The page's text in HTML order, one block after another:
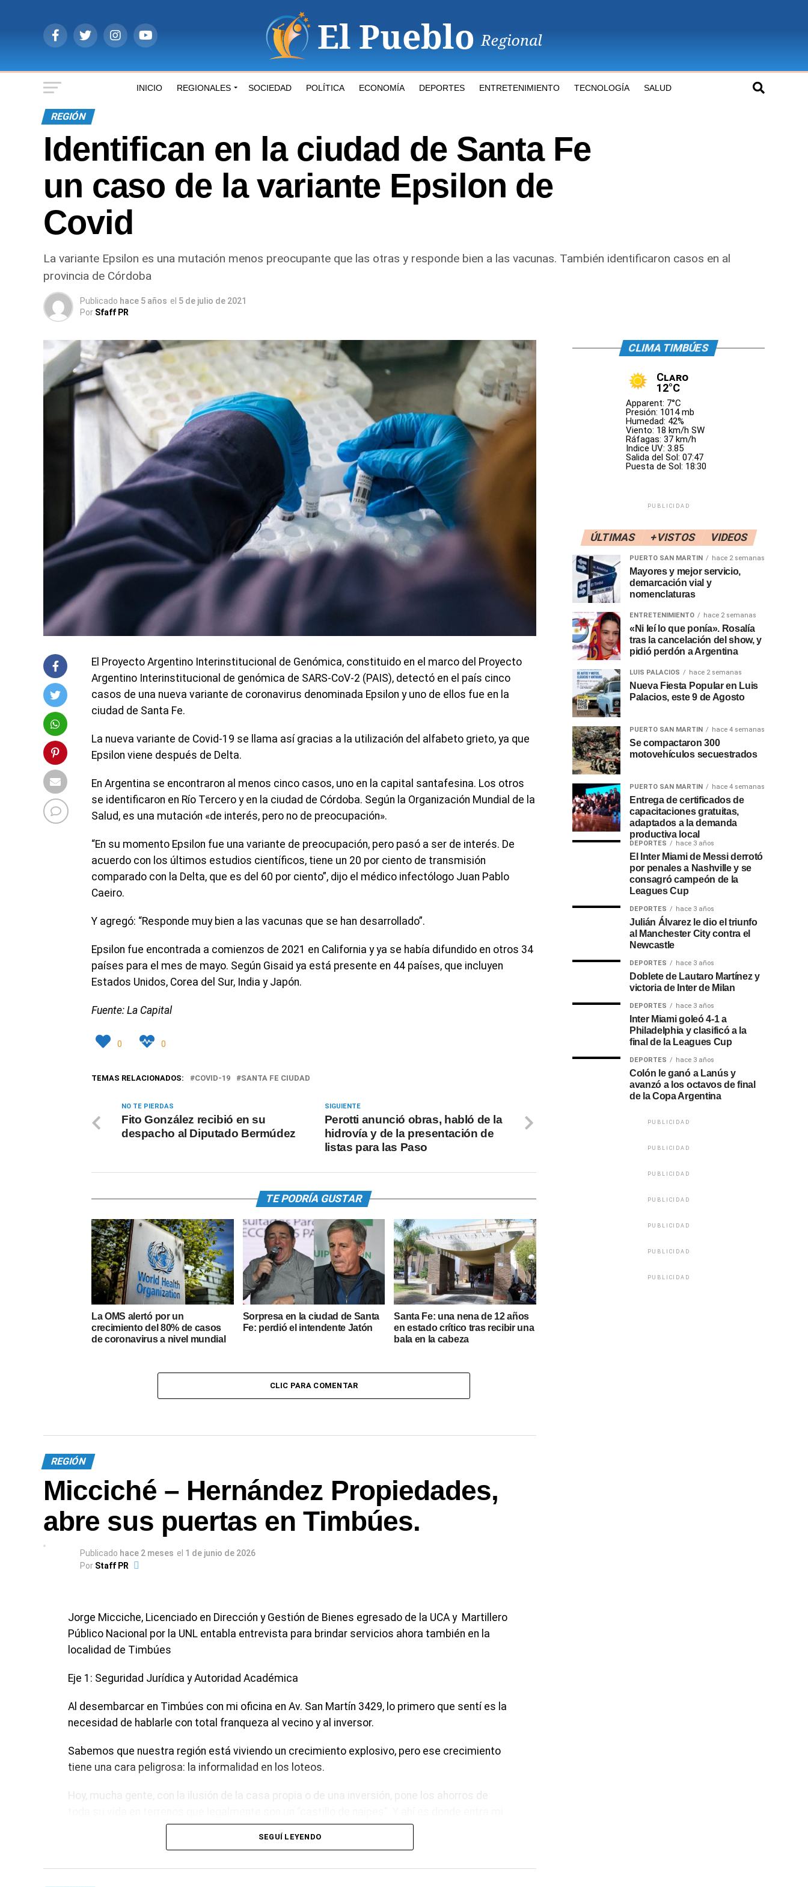
INICIO REGIONALES SOCIEDAD POLÍTICA ECONOMÍA DEPORTES ENTRETENIMIENTO TECNOLOGÍA SALUD
REGIÓN
Identifican en la ciudad de Santa Fe
un caso de la variante Epsilon de
Covid
La variante Epsilon es una mutación menos preocupante que las otras y responde bien a las vacunas. También identificaron casos en al
provincia de Córdoba
Publicado hace 5 años el 5 de julio de 2021
Por Sfaff PR
El Proyecto Argentino Interinstitucional de Genómica, constituido en el marco del Proyecto
Argentino Interinstitucional de genómica de SARS-CoV-2 (PAIS), detectó en el país cinco
casos de una nueva variante de coronavirus denominada Epsilon y uno de ellos fue en la
ciudad de Santa Fe.
La nueva variante de Covid-19 se llama así gracias a la utilización del alfabeto grieto, ya que
Epsilon viene después de Delta.
En Argentina se encontraron al menos cinco casos, uno en la capital santafesina. Los otros
se identificaron en Río Tercero y en la ciudad de Córdoba. Según la Organización Mundial de la
Salud, es una mutación «de interés, pero no de preocupación».
“En su momento Epsilon fue una variante de preocupación, pero pasó a ser de interés. De
acuerdo con los últimos estudios científicos, tiene un 20 por ciento de transmisión
comparado con la Delta, que es del 60 por ciento”, dijo el médico infectólogo Juan Pablo
Caeiro.
Y agregó: “Responde muy bien a las vacunas que se han desarrollado”.
Epsilon fue encontrada a comienzos de 2021 en California y ya se había difundido en otros 34
países para el mes de mayo. Según Gisaid ya está presente en 44 países, que incluyen
Estados Unidos, Corea del Sur, India y Japón.
Fuente: La Capital
0 0
TEMAS RELACIONADOS: COVID-19 SANTA FE CIUDAD
SIGUIENTE
Perotti anunció obras, habló de la
hidrovía y de la presentación de
listas para las Paso
NO TE PIERDAS
Fito González recibió en su
despacho al Diputado Bermúdez
TE PODRÍA GUSTAR
La OMS alertó por un
crecimiento del 80% de casos
de coronavirus a nivel mundial
Sorpresa en la ciudad de Santa
Fe: perdió el intendente Jatón
Santa Fe: una nena de 12 años
en estado crítico tras recibir una
bala en la cabeza
CLIC PARA COMENTAR
REGIÓN
Micciché – Hernández Propiedades,
abre sus puertas en Timbúes.
Publicado hace 2 meses el 1 de junio de 2026
Por Staff PR
Jorge Micciche, Licenciado en Dirección y Gestión de Bienes egresado de la UCA y Martillero
Público Nacional por la UNL entabla entrevista para brindar servicios ahora también en la
localidad de Timbúes
Eje 1: Seguridad Jurídica y Autoridad Académica
Al desembarcar en Timbúes con mi oficina en Av. San Martín 3429, lo primero que sentí es la
necesidad de hablarle con total franqueza al vecino y al inversor.
Sabemos que nuestra región está viviendo un crecimiento explosivo, pero ese crecimiento
tiene una cara peligrosa: la informalidad en los loteos.
Hoy, mucha gente, con la ilusión de la casa propia o de una inversión, pone los ahorros de
compromiso profesional.
Público Nacional por la UNL, utilizo herramientas técnicas con las que le garantizo al vecino
SEGUÍ LEYENDO
CLIMA TIMBÚES
Claro
12°C
Apparent: 7°C
Presión: 1014 mb
Humedad: 42%
Viento: 18 km/h SW
Ráfagas: 37 km/h
Indice UV: 3.85
Salida del Sol: 07:47
Puesta de Sol: 18:30
PUBLICIDAD
ÚLTIMAS +VISTOS VIDEOS
PUERTO SAN MARTIN hace 2 semanas
Mayores y mejor servicio,
demarcación vial y
nomenclaturas
ENTRETENIMIENTO hace 2 semanas
«Ni leí lo que ponía». Rosalía
tras la cancelación del show, y
pidió perdón a Argentina
LUIS PALACIOS hace 2 semanas
Nueva Fiesta Popular en Luis
Palacios, este 9 de Agosto
PUERTO SAN MARTIN hace 4 semanas
Se compactaron 300
motovehículos secuestrados
PUERTO SAN MARTIN hace 4 semanas
Entrega de certificados de
capacitaciones gratuitas,
adaptados a la demanda
productiva local
DEPORTES hace 3 años
El Inter Miami de Messi derrotó
por penales a Nashville y se
consagró campeón de la
Leagues Cup
DEPORTES hace 3 años
Julián Álvarez le dio el triunfo
al Manchester City contra el
Newcastle
DEPORTES hace 3 años
Doblete de Lautaro Martínez y
victoria de Inter de Milan
DEPORTES hace 3 años
Inter Miami goleó 4-1 a
Philadelphia y clasificó a la
final de la Leagues Cup
DEPORTES hace 3 años
Colón le ganó a Lanús y
avanzó a los octavos de final
de la Copa Argentina
PUBLICIDAD
PUBLICIDAD
PUBLICIDAD
PUBLICIDAD
PUBLICIDAD
PUBLICIDAD
PUBLICIDAD